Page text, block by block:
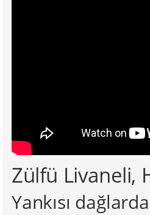
Zülfü Livaneli,
Yankısı